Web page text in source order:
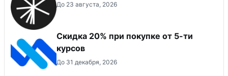
До 23 августа, 2026
Скидка 20% при покупке от 5-ти
курсов
До 31 декабря, 2026